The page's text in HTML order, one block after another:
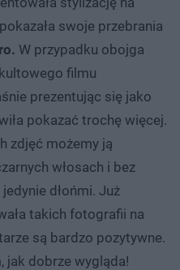
swoje przebrania
W przypadku obojga
filmu
prezentując się jako
pokazać trochę więcej.
zdjęć możemy ją
włosach i bez
dłońmi. Już
takich fotografii na
są bardzo pozytywne.
jak dobrze wygląda!